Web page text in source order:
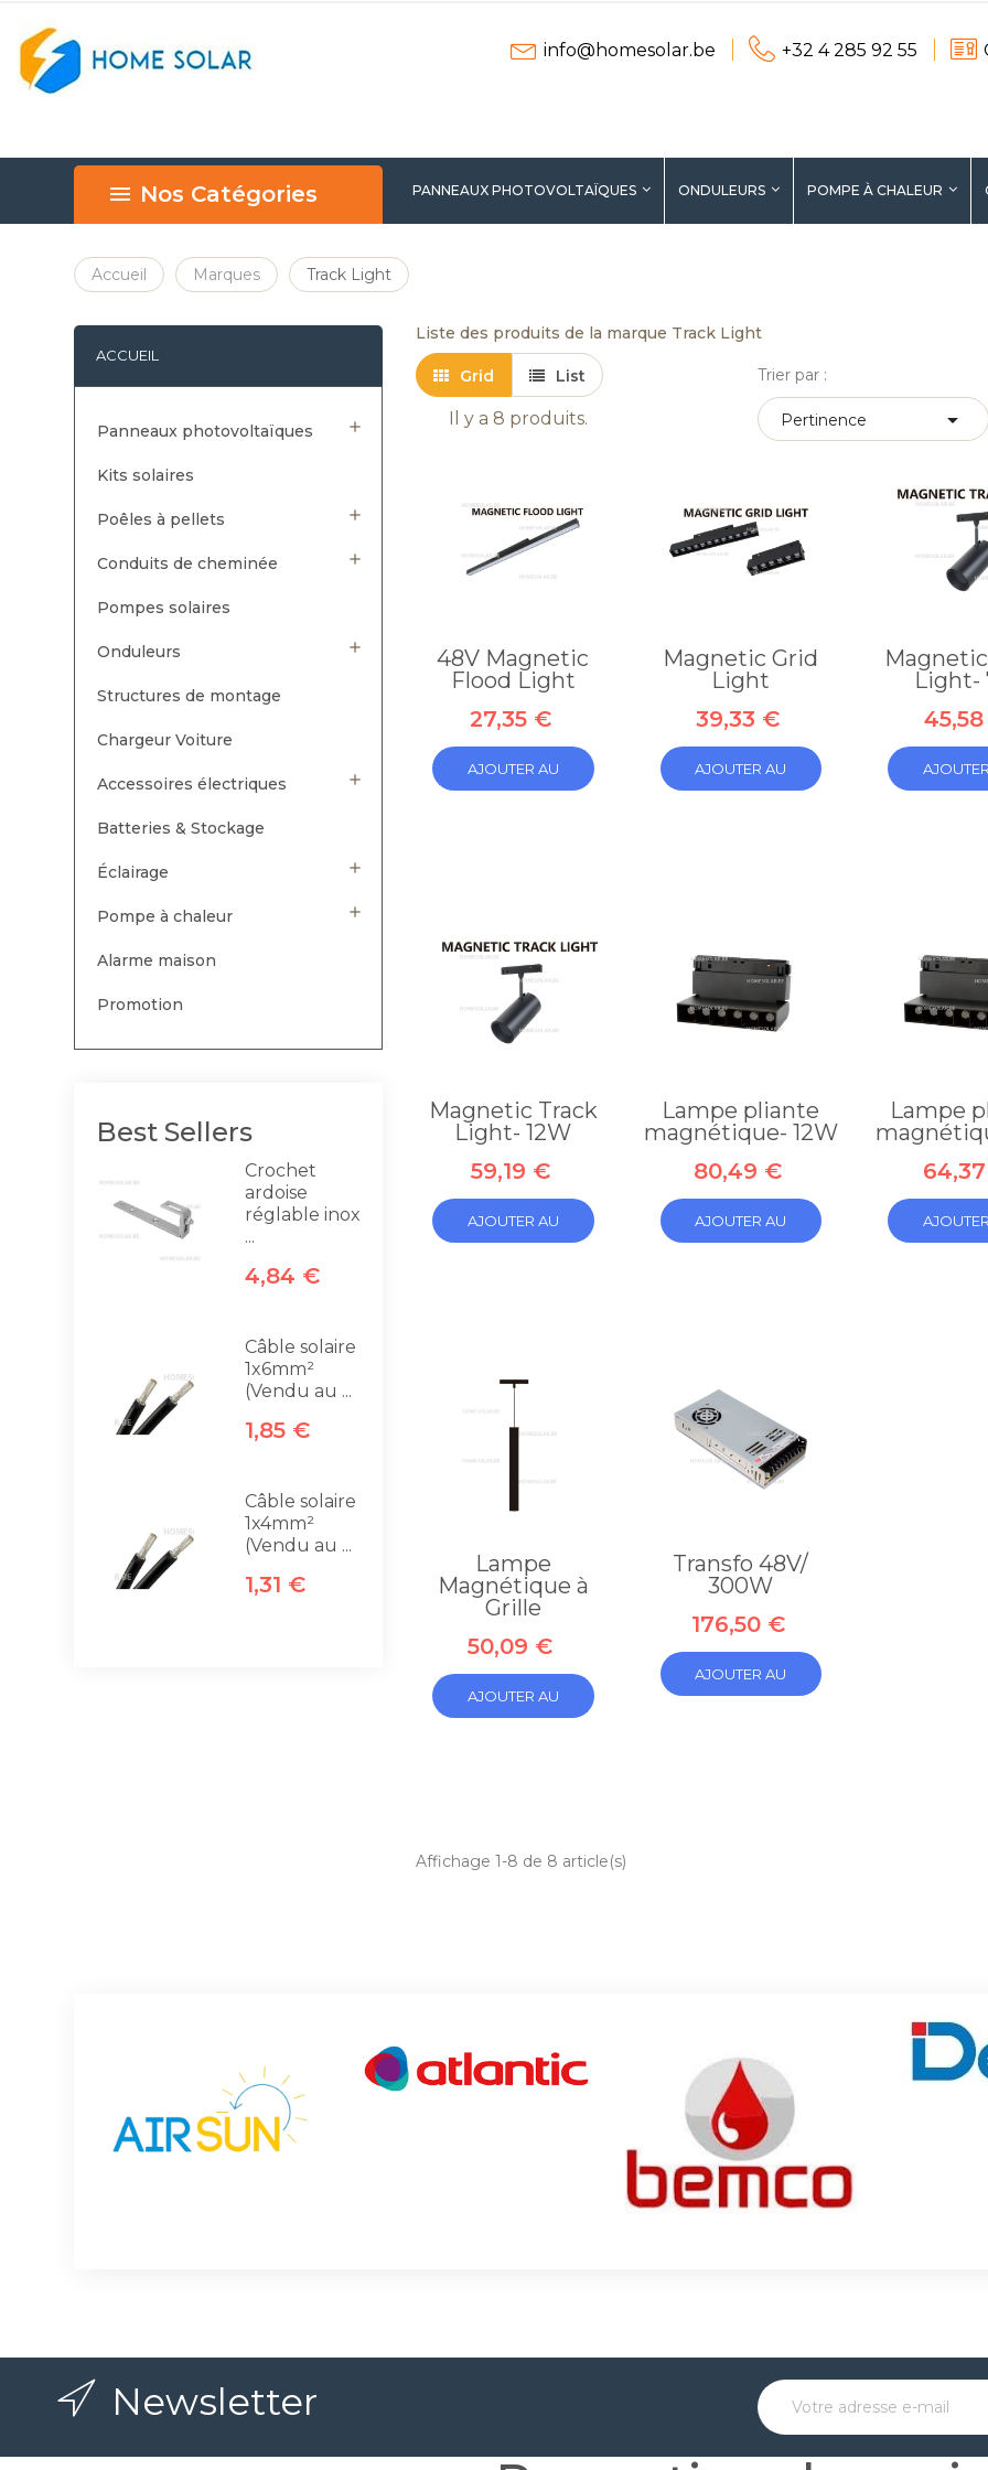
info@homesolar.be +32 4 285 92 55
Nos Catégories PANNEAUX PHOTOVOLTAÏQUES ONDULEURS POMPE À CHALEUR
Accueil Marques Track Light
ACCUEIL
Panneaux photovoltaïques 
Kits solaires
Poêles à pellets 
Conduits de cheminée 
Pompes solaires
Onduleurs 
Structures de montage
Chargeur Voiture
Accessoires électriques 
Batteries & Stockage
Éclairage 
Pompe à chaleur 
Alarme maison
Promotion
Best Sellers
Crochet
ardoise
réglable inox
...
4,84 €
Câble solaire
1x6mm²
(Vendu au ...
1,85 €
Câble solaire
1x4mm²
(Vendu au ...
1,31 € 14,52 €
130mm
Liste des produits de la marque Track Light
Grid List
Il y a 8 produits.
Trier par :
Pertinence 
48V Magnetic
Flood Light
27,35 €
AJOUTER AU
Magnetic Grid
Light
39,33 €
AJOUTER AU
Light-
Magnetic Track
Light- 12W
59,19 €
AJOUTER AU
Lampe pliante
magnétique- 12W
80,49 €
AJOUTER AU
Lampe
Lampe
Magnétique à
Grille
50,09 €
AJOUTER AU
Transfo 48V/
300W
176,50 €
AJOUTER AU
Affichage 1-8 de 8 article(s)
Newsletter